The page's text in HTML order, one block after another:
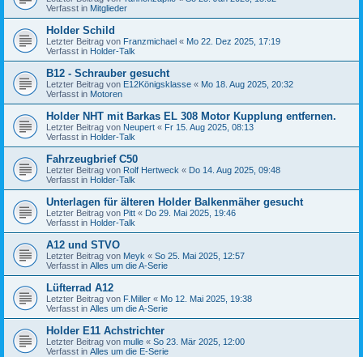
Verfasst in Mitglieder
Holder Schild
Letzter Beitrag von Franzmichael « Mo 22. Dez 2025, 17:19
Verfasst in Holder-Talk
B12 - Schrauber gesucht
Letzter Beitrag von E12Königsklasse « Mo 18. Aug 2025, 20:32
Verfasst in Motoren
Holder NHT mit Barkas EL 308 Motor Kupplung entfernen.
Letzter Beitrag von Neupert « Fr 15. Aug 2025, 08:13
Verfasst in Holder-Talk
Fahrzeugbrief C50
Letzter Beitrag von Rolf Hertweck « Do 14. Aug 2025, 09:48
Verfasst in Holder-Talk
Unterlagen für älteren Holder Balkenmäher gesucht
Letzter Beitrag von Pitt « Do 29. Mai 2025, 19:46
Verfasst in Holder-Talk
A12 und STVO
Letzter Beitrag von Meyk « So 25. Mai 2025, 12:57
Verfasst in Alles um die A-Serie
Lüfterrad A12
Letzter Beitrag von F.Miller « Mo 12. Mai 2025, 19:38
Verfasst in Alles um die A-Serie
Holder E11 Achstrichter
Letzter Beitrag von mulle « So 23. Mär 2025, 12:00
Verfasst in Alles um die E-Serie